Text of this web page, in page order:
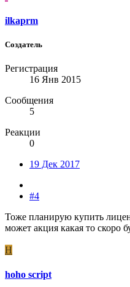
ilkaprm
Создатель
Регистрация
16 Янв 2015
Сообщения
5
Реакции
0
19 Дек 2017
#4
Тоже планирую купить
может акция какая то скоро
H
hoho script